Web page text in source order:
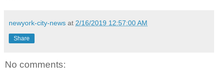
newyork-city-news at 2/16/2019 12:57:00 AM
Share
No comments: